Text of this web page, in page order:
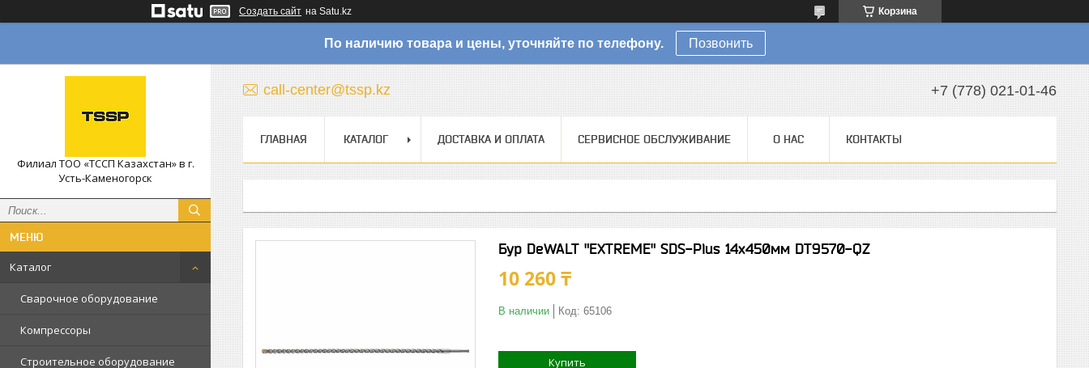
Создать сайт на Satu.kz Корзина
По наличию товара и цены, уточняйте по телефону. Позвонить
Филиал ТОО «ТССП Казахстан» в г.
Усть-Каменогорск
Каталог
Сварочное оборудование
Компрессоры
Строительное оборудование
call-center@tssp.kz +7 (778) 021-01-46
ГЛАВНАЯ КАТАЛОГ ДОСТАВКА И ОПЛАТА СЕРВИСНОЕ ОБСЛУЖИВАНИЕ О НАС КОНТАКТЫ
Бур DeWALT "EXTREME" SDS-Plus 14х450мм DT9570-QZ
10 260 ₸
В наличии Код: 65106
Купить